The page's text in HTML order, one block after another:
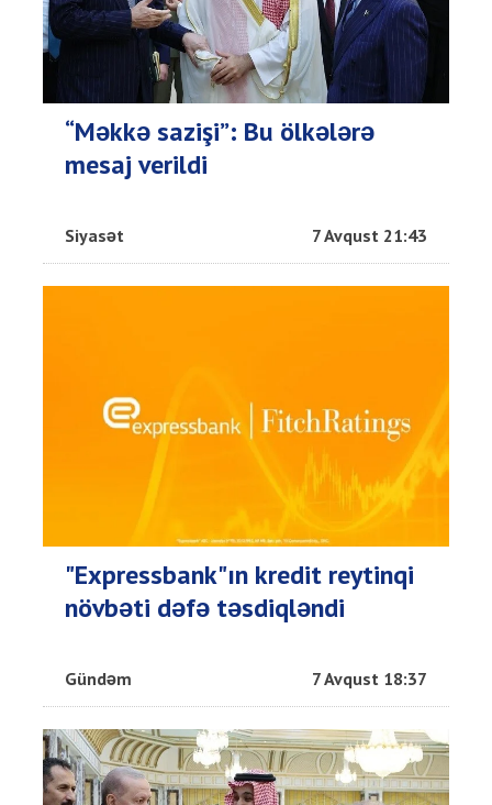
“Məkkə sazişi”: Bu ölkələrə
mesaj verildi
Siyasət 7 Avqust 21:43
"Expressbank"ın kredit reytinqi
növbəti dəfə təsdiqləndi
Gündəm 7 Avqust 18:37